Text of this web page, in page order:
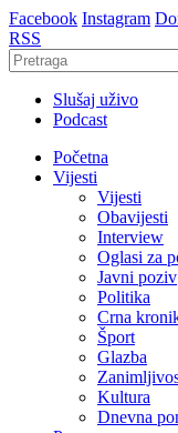
Facebook Instagram
RSS
Slušaj uživo
Podcast
Početna
Vijesti
Vijesti
Obavijesti
Interview
Oglasi za
Javni poziv
Politika
Crna
Šport
Glazba
Kultura
Dnevna